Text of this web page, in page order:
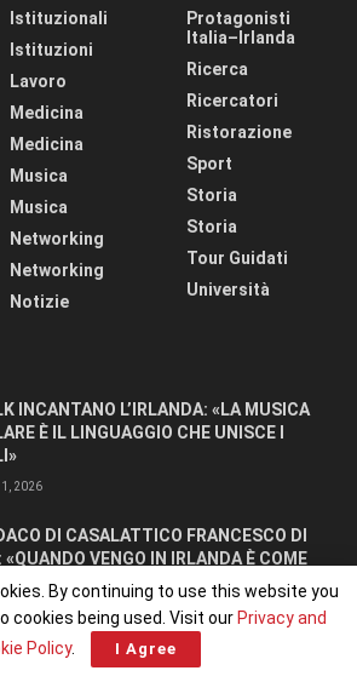
Istituzionali
Istituzioni
Lavoro
Medicina
Medicina
Musica
Musica
Networking
Networking
Notizie
Protagonisti
Italia–Irlanda
Ricerca
Ricercatori
Ristorazione
Sport
Storia
Storia
Tour Guidati
Università
INCANTANO L’IRLANDA: «LA MUSICA
È IL LINGUAGGIO CHE UNISCE I
2026
DI CASALATTICO FRANCESCO DI
«QUANDO VENGO IN IRLANDA È COME
A CASA».
2026
By continuing to use this website you
cookies being used. Visit our Privacy and
Policy. I Agree